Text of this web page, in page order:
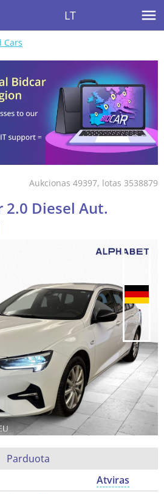
LT
Cars
Aukcionas 49397, lotas 3538879
2.0 Diesel Aut.
Parduota
Atviras